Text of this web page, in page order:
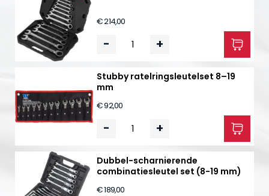
€ 214,00
- +
Stubby ratelringsleutelset 8–19
mm
€ 92,00
- +
Dubbel-scharnierende
combinatiesleutel set (8-19 mm)
€ 189,00